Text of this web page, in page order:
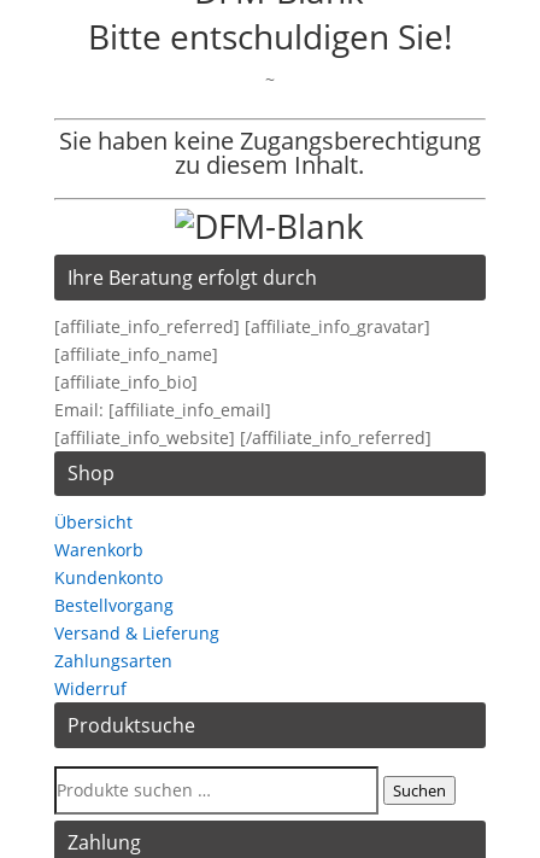
Bitte entschuldigen Sie!
~
Sie haben keine Zugangsberechtigung
zu diesem Inhalt.
Ihre Beratung erfolgt durch
[affiliate_info_referred] [affiliate_info_gravatar]
[affiliate_info_name]
[affiliate_info_bio]
Email: [affiliate_info_email]
[affiliate_info_website] [/affiliate_info_referred]
Shop
Übersicht
Warenkorb
Kundenkonto
Bestellvorgang
Versand & Lieferung
Zahlungsarten
Widerruf
Produktsuche
Suchen
Zahlung